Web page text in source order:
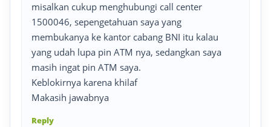
misalkan cukup menghubungi call center
1500046, sepengetahuan saya yang
membukanya ke kantor cabang BNI itu kalau
yang udah lupa pin ATM nya, sedangkan saya
masih ingat pin ATM saya.
Keblokirnya karena khilaf
Makasih jawabnya
Reply